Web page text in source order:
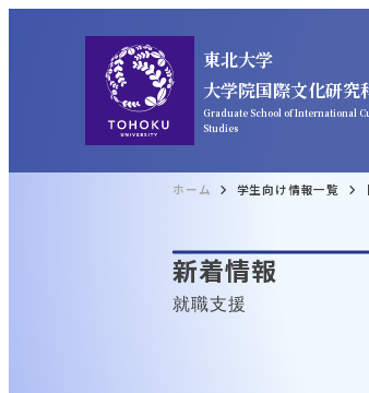
東北大学
大学院国際文化研究
Graduate School of International
Studies
ホーム 学生向け情報一覧
新着情報
就職支援